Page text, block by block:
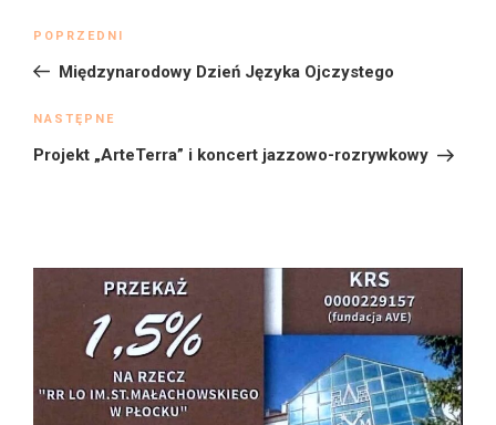
Poprzedni
wpis
POPRZEDNI
Międzynarodowy Dzień Języka Ojczystego
Następny
wpis
NASTĘPNE
Projekt „ArteTerra” i koncert jazzowo-rozrywkowy